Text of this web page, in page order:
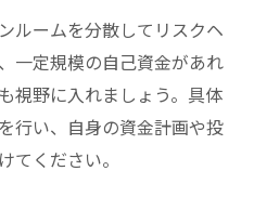
ルームを分散してリスクヘ
一定規模の自己資金があれ
視野に入れましょう。具体
行い、自身の資金計画や投
てください。